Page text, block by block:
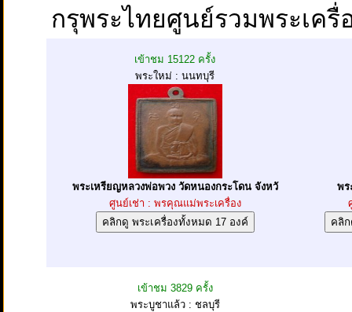
กรุพระไทยศูนย์รวมพระเครื่
เข้าชม 15122 ครั้ง
พระใหม่ : นนทบุรี
พระเหรียญหลวงพ่อพวง วัดหนองกระโดน จังหวั
ศูนย์เช่า : พรคุณแม่พระเครื่อง
พร
เข้าชม 3829 ครั้ง
พระบูชาแล้ว : ชลบุรี